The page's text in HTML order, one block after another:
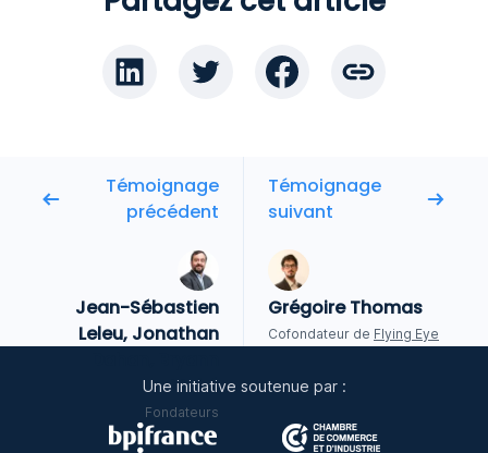
Témoignage
précédent
Jean-Sébastien
Leleu, Jonathan
Mahé
Fondateurs
Témoignage
suivant
Grégoire Thomas
Cofondateur de Flying Eye
Une initiative soutenue par :